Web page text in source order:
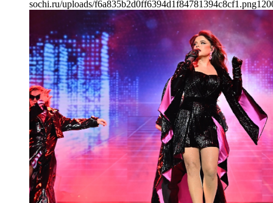
sochi.ru/uploads/f6a835b2d0ff6394d1f84781394c8cf1.png